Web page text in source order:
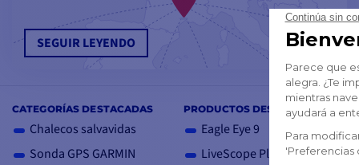
CATEGORÍAS DESTACADAS
Chalecos salvavidas
Sonda GPS GARMIN
PRODUCTOS DESTACADOS
Eagle Eye 9
LiveScope Plus LVS34
SEGUIR LEYENDO